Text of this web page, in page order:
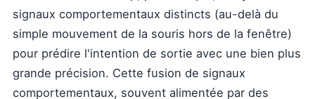
signaux comportementaux distincts (au-delà du
simple mouvement de la souris hors de la fenêtre)
pour prédire l'intention de sortie avec une bien plus
grande précision. Cette fusion de signaux
comportementaux, souvent alimentée par des